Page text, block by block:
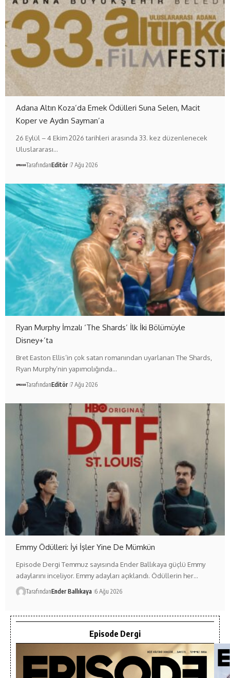
Adana Altın Koza’da Emek Ödülleri Suna Selen, Macit
Koper ve Aydın Sayman’a
26 Eylül – 4 Ekim 2026 tarihleri arasında 33. kez düzenlenecek
Uluslararası…
TarafındanEditör 7 Ağu 2026
Ryan Murphy İmzalı ‘The Shards’ İlk İki Bölümüyle
Disney+’ta
Bret Easton Ellis’in çok satan romanından uyarlanan The Shards,
Ryan Murphy’nin yapımcılığında…
TarafındanEditör 7 Ağu 2026
Emmy Ödülleri: İyi İşler Yine De Mümkün
Episode Dergi Temmuz sayısında Ender Ballıkaya güçlü Emmy
adaylarını inceliyor. Emmy adayları açıklandı. Ödüllerin her…
TarafındanEnder Ballıkaya 6 Ağu 2026
Episode Dergi